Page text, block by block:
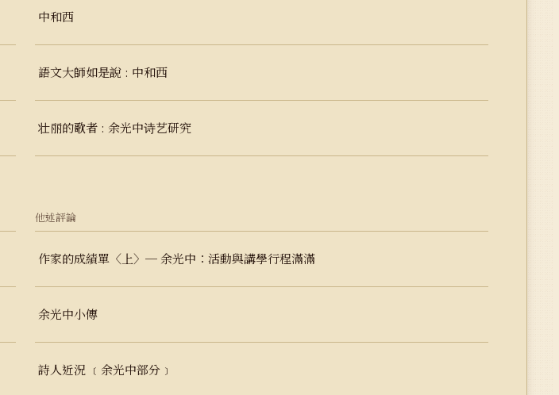
中和西
語文大師如是說 : 中和西
壮丽的歌者 : 余光中诗艺研究
他述評論
作家的成績單〈上〉─ 余光中：活動與講學行程滿滿
余光中小傳
詩人近況 ﹝余光中部分﹞